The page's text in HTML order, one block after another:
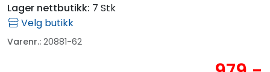
Lager nettbutikk: 7 Stk
Velg butikk
Varenr.: 20881-62